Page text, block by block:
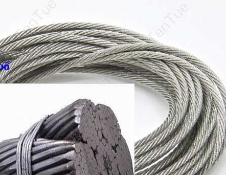
Bulong inox - DIN933, DIN931